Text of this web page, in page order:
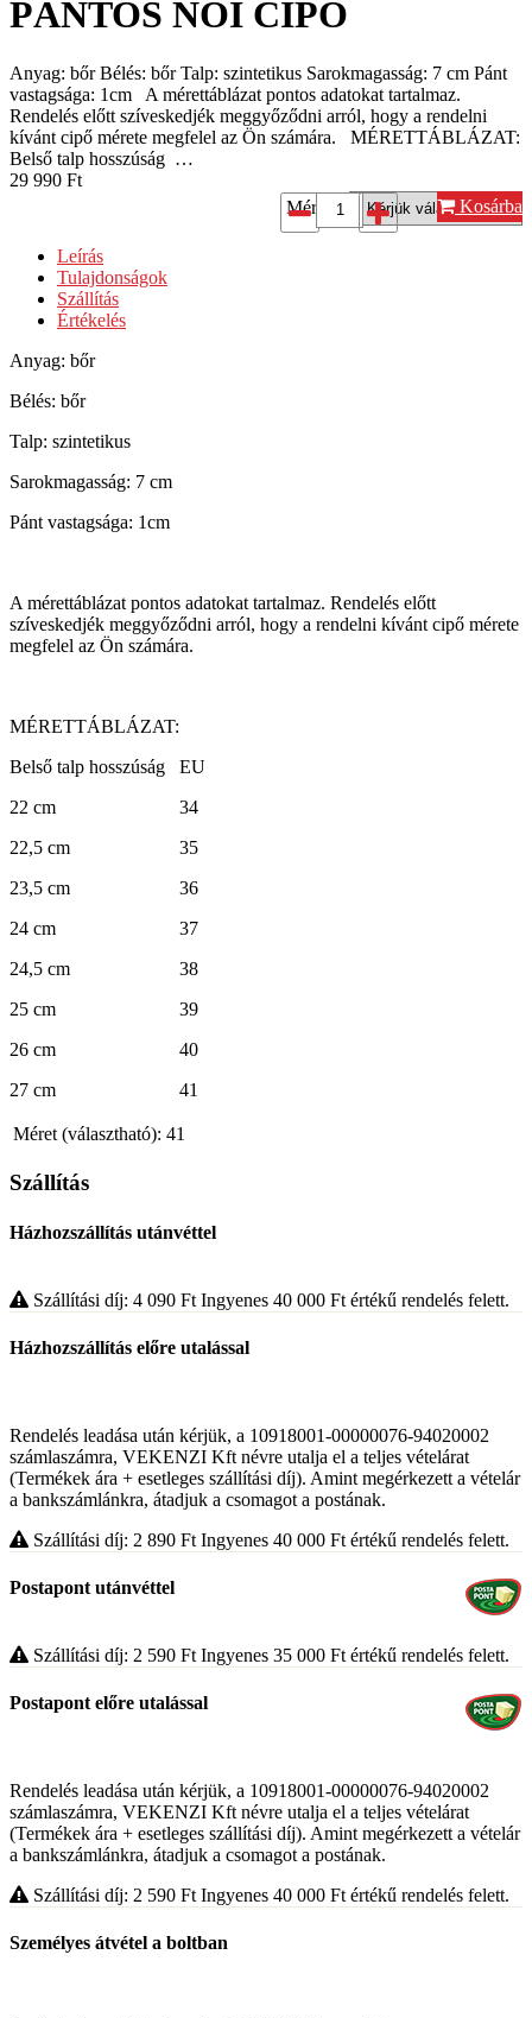
PÁNTOS NŐI CIPŐ
Anyag: bőr Bélés: bőr Talp: szintetikus Sarokmagasság: 7 cm Pánt
vastagsága: 1cm A mérettáblázat pontos adatokat tartalmaz.
Rendelés előtt szíveskedjék meggyőződni arról, hogy a rendelni
kívánt cipő mérete megfelel az Ön számára. MÉRETTÁBLÁZAT:
Belső talp hosszúság …
29 990 Ft
Méret*:
Kosárba
Leírás
Tulajdonságok
Szállítás
Értékelés
Anyag: bőr
Bélés: bőr
Talp: szintetikus
Sarokmagasság: 7 cm
Pánt vastagsága: 1cm
A mérettáblázat pontos adatokat tartalmaz. Rendelés előtt
szíveskedjék meggyőződni arról, hogy a rendelni kívánt cipő mérete
megfelel az Ön számára.
MÉRETTÁBLÁZAT:
Belső talp hosszúság EU
22 cm 34
22,5 cm 35
23,5 cm 36
24 cm 37
24,5 cm 38
25 cm 39
26 cm 40
27 cm 41
Méret (választható): 41
Szállítás
Házhozszállítás utánvéttel
Szállítási díj: 4 090 Ft Ingyenes 40 000 Ft értékű rendelés felett.
Házhozszállítás előre utalással
Rendelés leadása után kérjük, a 10918001-00000076-94020002
számlaszámra, VEKENZI Kft névre utalja el a teljes vételárat
(Termékek ára + esetleges szállítási díj). Amint megérkezett a vételár
a bankszámlánkra, átadjuk a csomagot a postának.
Szállítási díj: 2 890 Ft Ingyenes 40 000 Ft értékű rendelés felett.
Postapont utánvéttel
Szállítási díj: 2 590 Ft Ingyenes 35 000 Ft értékű rendelés felett.
Postapont előre utalással
Rendelés leadása után kérjük, a 10918001-00000076-94020002
számlaszámra, VEKENZI Kft névre utalja el a teljes vételárat
(Termékek ára + esetleges szállítási díj). Amint megérkezett a vételár
a bankszámlánkra, átadjuk a csomagot a postának.
Szállítási díj: 2 590 Ft Ingyenes 40 000 Ft értékű rendelés felett.
Személyes átvétel a boltban